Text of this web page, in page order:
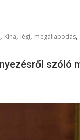
, Kína, légi, megállapodás,
szóló